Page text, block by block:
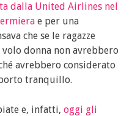
dalla United Airlines nel
e per una
che se le ragazze
volo donna non avrebbero
avrebbero considerato
tranquillo.
e, infatti, oggi gli